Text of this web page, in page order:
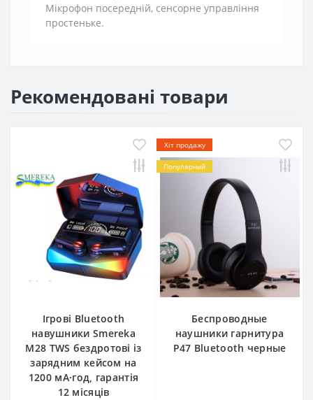
Мікрофон посередній, сенсорне управління
простеньке.
Рекомендовані товари
Ігрові Bluetooth
навушники Smereka
M28 TWS бездротові із
зарядним кейсом на
1200 мА·год, гарантія
12 місяців
Хіт продажу
Популярний
Беспроводные
наушники гарнитура
Р47 Bluetooth черные